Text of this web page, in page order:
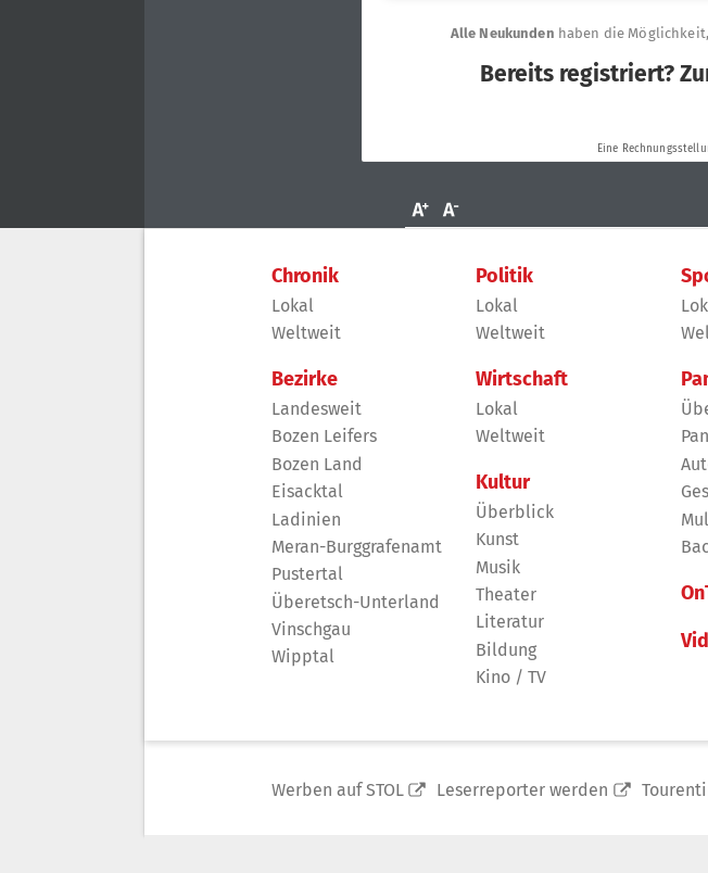
Chronik
Lokal
Weltweit
Bezirke
Landesweit
Bozen Leifers
Bozen Land
Eisacktal
Ladinien
Meran-Burggrafenamt
Pustertal
Überetsch-Unterland
Vinschgau
Wipptal
Politik
Lokal
Weltweit
Wirtschaft
Lokal
Weltweit
Kultur
Überblick
Kunst
Musik
Theater
Literatur
Bildung
Kino / TV
Werben auf STOL Leserreporter werden